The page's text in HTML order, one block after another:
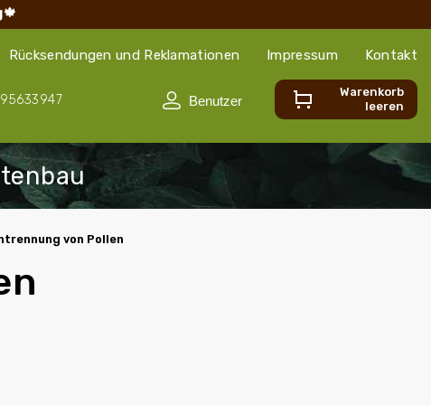
Rücksendungen und Reklamationen Impressum Kontakt
Warenkorb
leeren
von Pollen